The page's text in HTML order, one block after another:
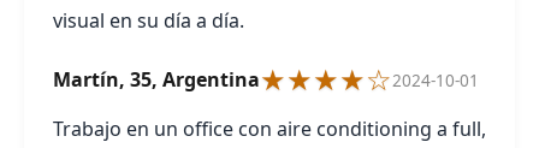
visual en su día a día.
Martín, 35, Argentina★★★★☆2024-10-01
Trabajo en un office con aire conditioning a full,